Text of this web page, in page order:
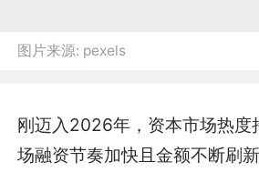
图片来源: pexels
刚迈入2026年，资本市场热度
场融资节奏加快且金额不断刷